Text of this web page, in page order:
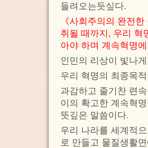
들려오는듯싶다.
《사회주의의 완전
취될 때까지, 우리 혁
아야 하며 계속혁명
인민의 리상이 빛나
우리 혁명의 최종목
과감하고 줄기찬 련
이의 확고한 계속혁
뜻깊은 말씀이다.
우리 나라를 세계적
로 만들고 물질생활